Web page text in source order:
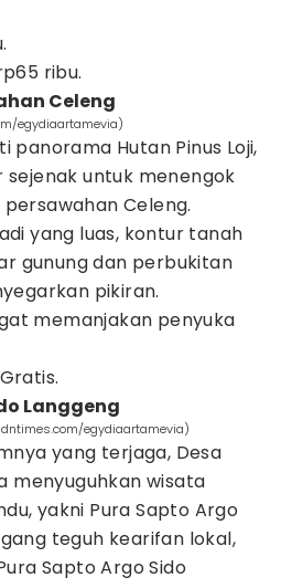
ribu.
Celeng
egydiaartamevia)
panorama Hutan Pinus Loji,
untuk menengok
Celeng.
yang luas, kontur tanah
gunung dan perbukitan
pikiran.
memanjakan penyuka
Gratis.
Langgeng
egydiaartamevia)
yang terjaga, Desa
menyuguhkan wisata
yakni Pura Sapto Argo
teguh kearifan lokal,
Sapto Argo Sido